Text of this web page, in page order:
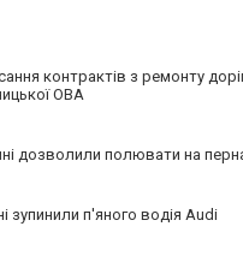
контрактів з ремонту
ОВА
дозволили полювати на
зупинили п'яного водія Audi